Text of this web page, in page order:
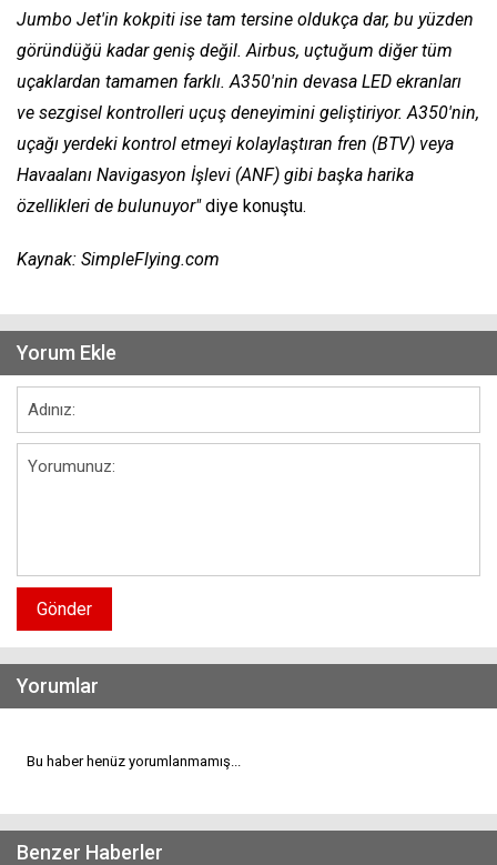
Jumbo Jet'in kokpiti ise tam tersine oldukça dar, bu yüzden
göründüğü kadar geniş değil. Airbus, uçtuğum diğer tüm
uçaklardan tamamen farklı. A350'nin devasa LED ekranları
ve sezgisel kontrolleri uçuş deneyimini geliştiriyor. A350'nin,
uçağı yerdeki kontrol etmeyi kolaylaştıran fren (BTV) veya
Havaalanı Navigasyon İşlevi (ANF) gibi başka harika
özellikleri de bulunuyor"diye konuştu.
Kaynak: SimpleFlying.com
Yorum Ekle
Gönder
Yorumlar
Bu haber henüz yorumlanmamış...
Benzer Haberler